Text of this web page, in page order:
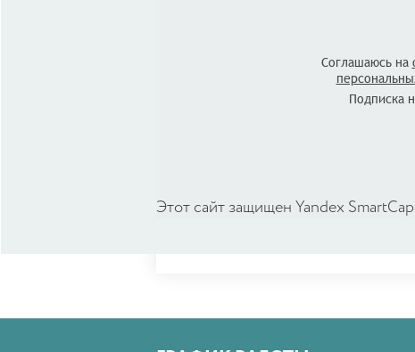
Соглашаюсь на
Подписка
Этот сайт защищен Yandex